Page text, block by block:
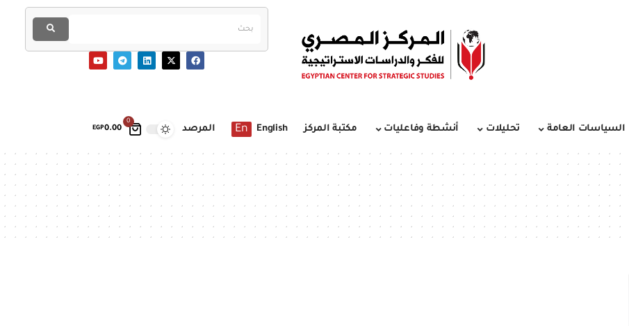
0
EGP0.00 السياسات العامة تحليلات أنشطة وفاعليات مكتبة المركز English
En المرصد